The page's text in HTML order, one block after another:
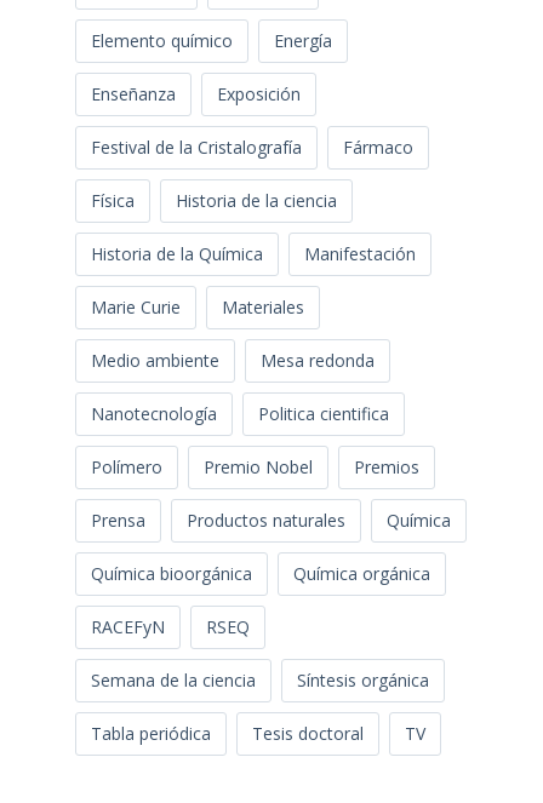
Elemento químico Energía
Enseñanza Exposición
Festival de la Cristalografía Fármaco
Física Historia de la ciencia
Historia de la Química Manifestación
Marie Curie Materiales
Medio ambiente Mesa redonda
Nanotecnología Politica cientifica
Polímero Premio Nobel Premios
Prensa Productos naturales Química
Química bioorgánica Química orgánica
RACEFyN RSEQ
Semana de la ciencia Síntesis orgánica
Tabla periódica Tesis doctoral TV